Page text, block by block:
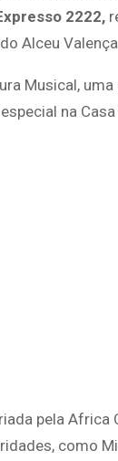
2222,
Alceu
Musical,
na
pela
como